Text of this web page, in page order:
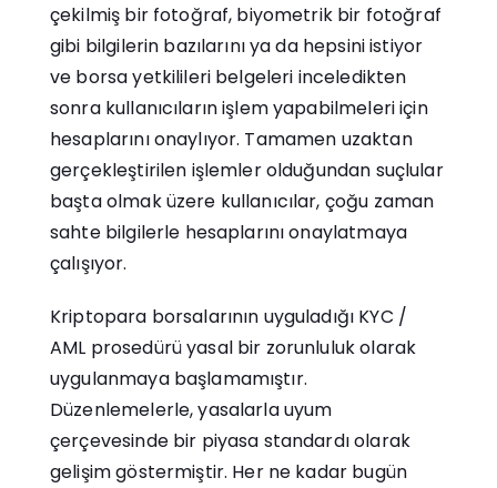
çekilmiş bir fotoğraf, biyometrik bir fotoğraf
gibi bilgilerin bazılarını ya da hepsini istiyor
ve borsa yetkilileri belgeleri inceledikten
sonra kullanıcıların işlem yapabilmeleri için
hesaplarını onaylıyor. Tamamen uzaktan
gerçekleştirilen işlemler olduğundan suçlular
başta olmak üzere kullanıcılar, çoğu zaman
sahte bilgilerle hesaplarını onaylatmaya
çalışıyor.
Kriptopara borsalarının uyguladığı KYC /
AML prosedürü yasal bir zorunluluk olarak
uygulanmaya başlamamıştır.
Düzenlemelerle, yasalarla uyum
çerçevesinde bir piyasa standardı olarak
gelişim göstermiştir. Her ne kadar bugün